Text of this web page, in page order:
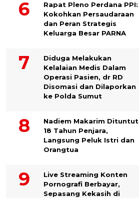
Rapat Pleno Perdana PPI:
Kokohkan Persaudaraan
dan Peran Strategis
Keluarga Besar PARNA
Diduga Melakukan
Kelalaian Medis Dalam
Operasi Pasien, dr RD
Disomasi dan Dilaporkan
ke Polda Sumut
​Nadiem Makarim Dituntut
18 Tahun Penjara,
Langsung Peluk Istri dan
Orangtua
Live Streaming Konten
Pornografi Berbayar,
Sepasang Kekasih di